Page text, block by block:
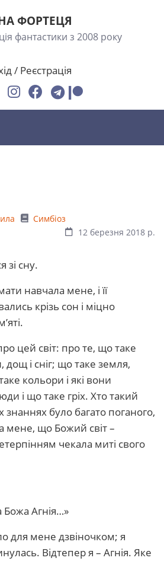
ФОРТЕЦЯ
фантастики з 2008 року
/ Реєстрація
Симбіоз
12 березня 2018 р.
зі сну.
навчала мене, і її
крізь сон і міцно
цей світ: про те, що таке
і сніг; що таке земля,
кольори і які вони
і що таке гріх. Хто такий
знаннях було багато поганого,
мене, що Божий світ –
чекала миті свого
Агнія…»
для мене дзвіночком; я
Відтепер я – Агнія. Яке